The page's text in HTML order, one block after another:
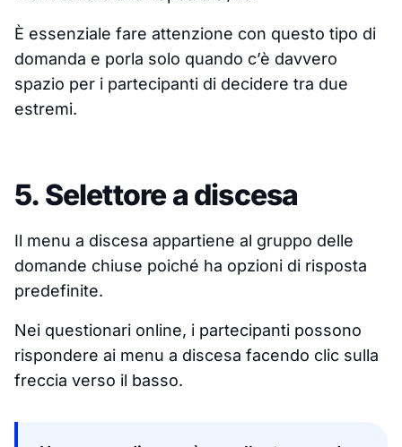
È essenziale fare attenzione con questo tipo di
domanda e porla solo quando c’è davvero
spazio per i partecipanti di decidere tra due
estremi.
5. Selettore a discesa
Il menu a discesa appartiene al gruppo delle
domande chiuse poiché ha opzioni di risposta
predefinite.
Nei questionari online, i partecipanti possono
rispondere ai menu a discesa facendo clic sulla
freccia verso il basso.